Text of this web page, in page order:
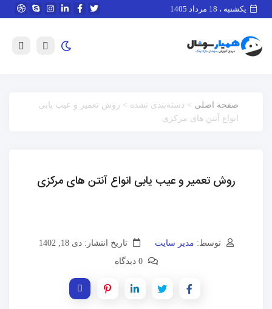
یکشنبه ، 18 مرداد 1405
صفحه اصلی > دسته‌بندی نشده > روش تعمیر و عیب یابی
انواع آنتن های مرکزی
روش تعمیر و عیب یابی انواع آنتن های مرکزی
توسط: مدیر سایت
تاریخ انتشار: دی 18, 1402
0 دیدگاه